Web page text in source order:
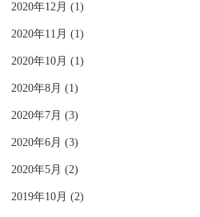
2020年12月 (1)
2020年11月 (1)
2020年10月 (1)
2020年8月 (1)
2020年7月 (3)
2020年6月 (3)
2020年5月 (2)
2019年10月 (2)